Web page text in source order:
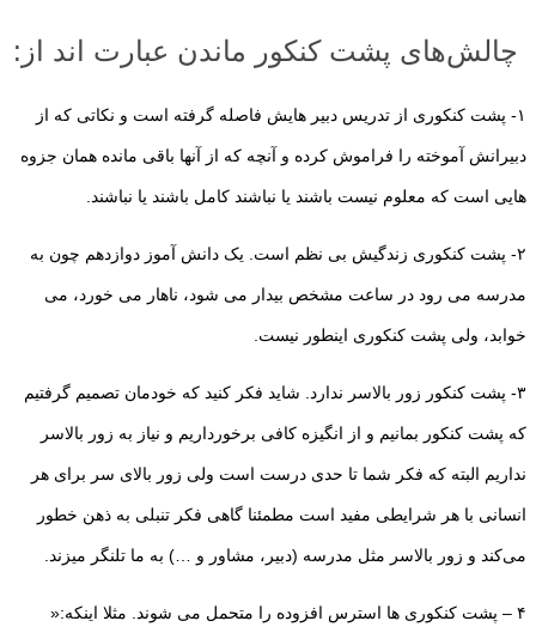
چالش‌های پشت کنکور ماندن عبارت اند از:
۱- پشت کنکوری از تدریس دبیر هایش فاصله گرفته است و نکاتی که از
دبیرانش آموخته را فراموش کرده و آنچه که از آنها باقی مانده همان جزوه
هایی است که معلوم نیست باشند یا نباشند کامل باشند یا نباشند.
۲- پشت کنکوری زندگیش بی نظم است. یک دانش آموز دوازدهم چون به
مدرسه می رود در ساعت مشخص بیدار می شود، ناهار می خورد، می
خوابد، ولی پشت کنکوری اینطور نیست.
۳- پشت کنکور زور بالاسر ندارد. شاید فکر کنید که خودمان تصمیم گرفتیم
که پشت کنکور بمانیم و از انگیزه کافی برخورداریم و نیاز به زور بالاسر
نداریم البته که فکر شما تا حدی درست است ولی زور بالای سر برای هر
انسانی با هر شرایطی مفید است مطمئنا گاهی فکر تنبلی به ذهن خطور
می‌کند و زور بالاسر مثل مدرسه (دبیر، مشاور و …) به ما تلنگر میزند.
۴ – پشت کنکوری ها استرس افزوده را متحمل می شوند. مثلا اینکه:«